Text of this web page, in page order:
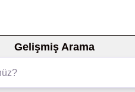
Gelişmiş Arama